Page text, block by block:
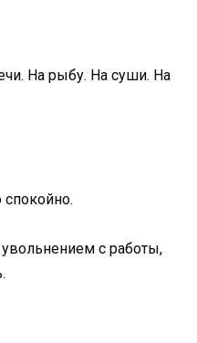
На рыбу. На суши. На
спокойно.
с работы,